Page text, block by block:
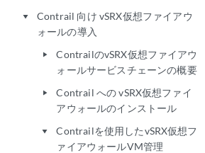
play_arrow
Contrail 向け vSRX仮想ファイアウ
ォールの導入
play_arrow
ContrailのvSRX仮想ファイアウ
ォールサービスチェーンの概要
play_arrow
Contrail への vSRX仮想ファイ
アウォールのインストール
play_arrow
Contrailを使用したvSRX仮想フ
ァイアウォールVM管理